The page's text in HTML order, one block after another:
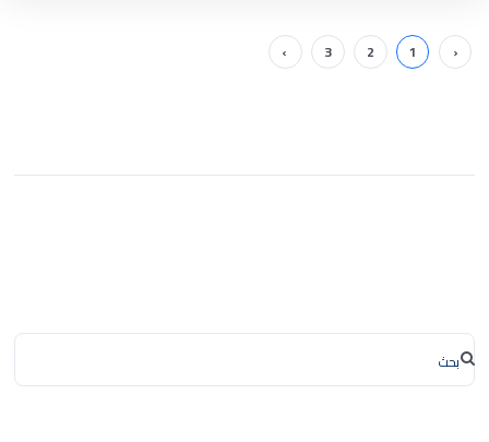
‹
1
2
3
›